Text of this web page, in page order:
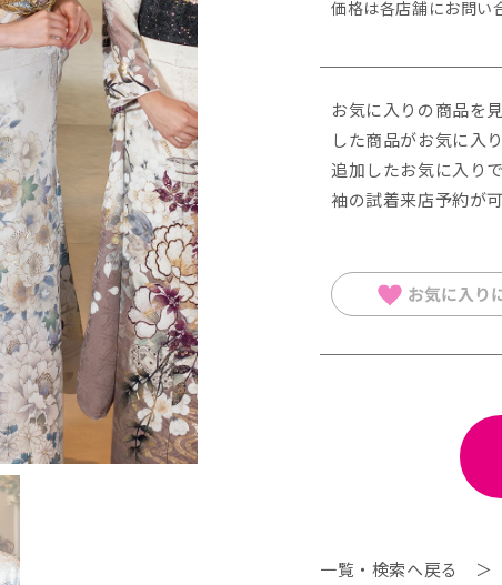
価格は各店舗にお問い
お気に入りの商品を
した商品がお気に入
追加したお気に⼊り
袖の試着来店予約が可
一覧・検索へ戻る ＞